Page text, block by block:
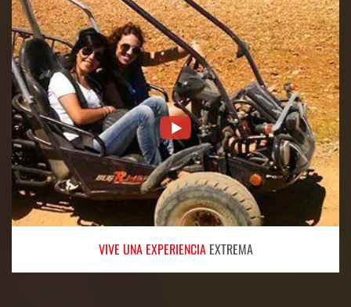
VIVE UNA EXPERIENCIAEXTREMA